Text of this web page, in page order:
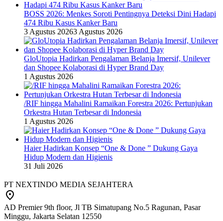
BOSS 2026: Menkes Soroti Pentingnya Deteksi Dini Hadapi
474 Ribu Kasus Kanker Baru
3 Agustus 20263 Agustus 2026
GloUtopia Hadirkan Pengalaman Belanja Imersif, Unilever
dan Shopee Kolaborasi di Hyper Brand Day
1 Agustus 2026
/RIF hingga Mahalini Ramaikan Forestra 2026: Pertunjukan
Orkestra Hutan Terbesar di Indonesia
1 Agustus 2026
Haier Hadirkan Konsep “One & Done ” Dukung Gaya
Hidup Modern dan Higienis
31 Juli 2026
PT NEXTINDO MEDIA SEJAHTERA
AD Premier 9th floor, Jl TB Simatupang No.5 Ragunan, Pasar
Minggu, Jakarta Selatan 12550